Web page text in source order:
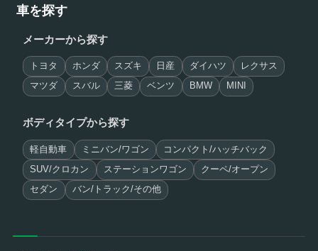
車を探す
メーカーから探す
トヨタ ホンダ スズキ 日産 ダイハツ レクサス
マツダ スバル 三菱 ベンツ BMW MINI
ボディタイプから探す
軽自動車 ミニバン/ワゴン コンパクト/ハッチバック
SUV/クロカン ステーションワゴン クーペ/オープン
セダン バン/トラック/その他